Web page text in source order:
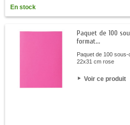
En stock
Paquet de 100
format...
Paquet de 100
22x31 cm rose
Voir ce produit